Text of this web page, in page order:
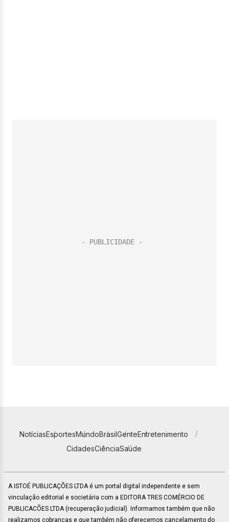
NotíciasEsportesMundoBrasilGenteEntretenimento
CidadesCiênciaSaúde
A ISTOÉ PUBLICAÇÕES LTDA é um portal digital independente e sem
vinculação editorial e societária com a EDITORA TRES COMÉRCIO DE
PUBLICACÕES LTDA (recuperação judicial). Informamos também que não
realizamos cobranças e que também não oferecemos cancelamento do